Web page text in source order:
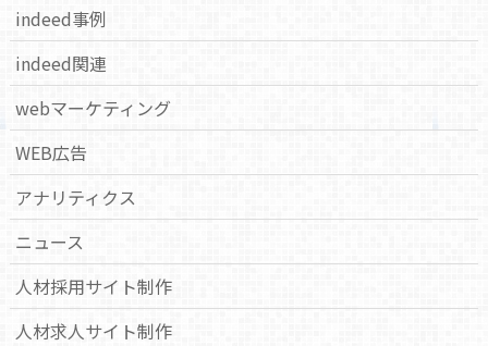
indeed事例
indeed関連
webマーケティング
WEB広告
アナリティクス
ニュース
人材採用サイト制作
人材求人サイト制作